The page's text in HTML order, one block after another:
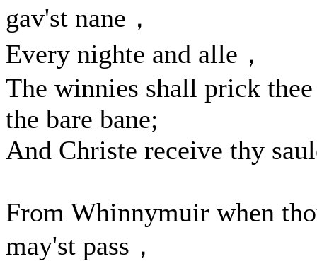
gav'st nane，
Every nighte and alle，
The winnies shall prick
the bare bane;
And Christe receive thy
From Whinnymuir when
may'st pass，